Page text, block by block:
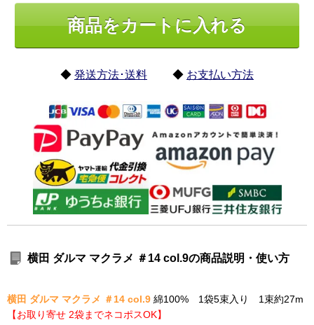
◆ 発送方法･送料 ◆ お支払い方法
横田 ダルマ マクラメ ＃14 col.9の商品説明・使い方
横田 ダルマ マクラメ ＃14 col.9 綿100% 1袋5束入り 1束約27m
【お取り寄せ 2袋までネコポスOK】